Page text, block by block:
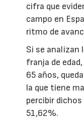
cifra que
campo en
ritmo de
Si se analizan
franja de
65 años,
la que tiene
percibir
51,62%.